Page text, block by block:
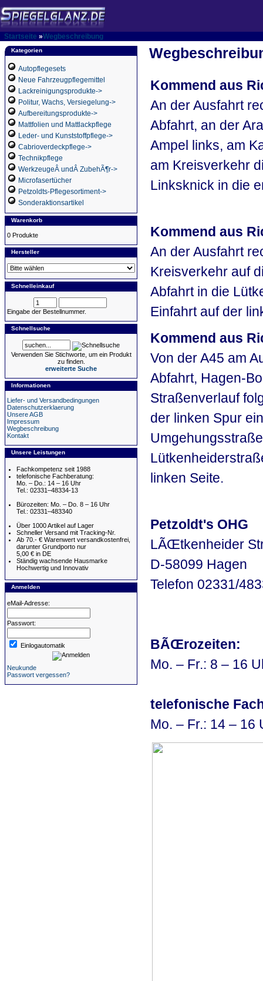
Startseite »Wegbeschreibung
Kategorien
Autopflegesets
Neue Fahrzeugpflegemittel
Lackreinigungsprodukte->
Politur, Wachs, Versiegelung->
Aufbereitungsprodukte->
Mattfolien und Mattlackpflege
Leder- und Kunststoffpflege->
Cabrioverdeckpflege->
Technikpflege
WerkzeugeÂ undÂ ZubehÃ¶r->
Microfasertücher
Petzoldts-Pflegesortiment->
Sonderaktionsartikel
Warenkorb
0 Produkte
Hersteller
Schnelleinkauf
Eingabe der Bestellnummer.
Schnellsuche
Verwenden Sie Stichworte, um ein Produkt
zu finden.
erweiterte Suche
Informationen
Liefer- und Versandbedingungen
Datenschutzerklaerung
Unsere AGB
Impressum
Wegbeschreibung
Kontakt
Unsere Leistungen
Fachkompetenz seit 1988
telefonische Fachberatung:
Mo. – Do.: 14 – 16 Uhr
Tel.: 02331–48334-13
Bürozeiten: Mo. – Do. 8 – 16 Uhr
Tel.: 02331–483340
Über 1000 Artikel auf Lager
Schneller Versand mit Tracking-Nr.
Ab 70.- € Warenwert versandkostenfrei,
darunter Grundporto nur
5,00 € in DE
Ständig wachsende Hausmarke
Hochwertig und Innovativ
Anmelden
eMail-Adresse:
Passwort:
Einlogautomatik
Neukunde
Passwort vergessen?
Kommend aus
An der Ausfahrt
Abfahrt, an der
Ampel links, am
am Kreisverkehr
Linksknick in die
Kommend aus
An der Ausfahrt
Kreisverkehr auf
Abfahrt in die
Einfahrt auf der
Kommend aus
Von der A45 am
Abfahrt, Hagen-
Straßenverlauf
der linken Spur
linken Seite.
Petzoldt's OHG
LÃŒtkenheider
D-58099 Hagen
Telefon 02331/
BÃŒrozeiten:
Mo. – Fr.: 8 – 16
telefonische
Mo. – Fr.: 14 – 16